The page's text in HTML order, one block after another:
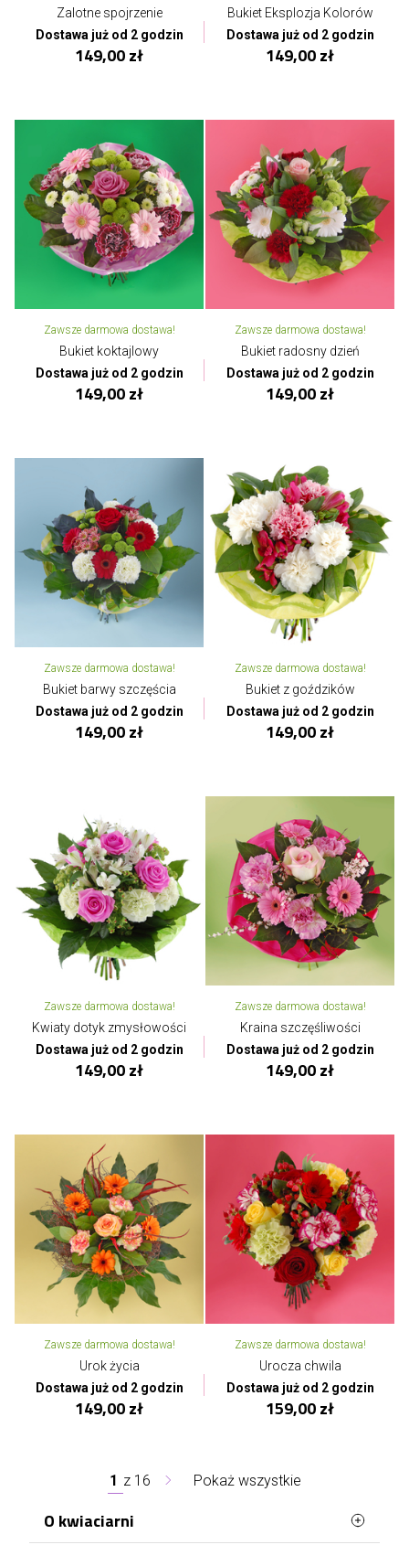
Zalotne spojrzenie
Dostawa już od 2 godzin
149,00 zł
Bukiet Eksplozja Kolorów
Dostawa już od 2 godzin
149,00 zł
Zawsze darmowa dostawa!
Bukiet koktajlowy
Dostawa już od 2 godzin
149,00 zł
Zawsze darmowa dostawa!
Bukiet radosny dzień
Dostawa już od 2 godzin
149,00 zł
Zawsze darmowa dostawa!
Bukiet barwy szczęścia
Dostawa już od 2 godzin
149,00 zł
Zawsze darmowa dostawa!
Bukiet z goździków
Dostawa już od 2 godzin
149,00 zł
Zawsze darmowa dostawa!
Kwiaty dotyk zmysłowości
Dostawa już od 2 godzin
149,00 zł
Zawsze darmowa dostawa!
Kraina szczęśliwości
Dostawa już od 2 godzin
149,00 zł
Zawsze darmowa dostawa!
Urok życia
Dostawa już od 2 godzin
149,00 zł
Zawsze darmowa dostawa!
Urocza chwila
Dostawa już od 2 godzin
159,00 zł
1 z 16 Pokaż wszystkie
O kwiaciarni